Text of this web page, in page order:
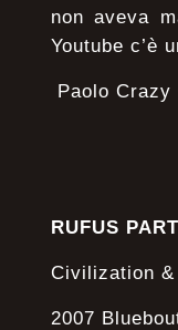
non aveva
Youtube c’è
Paolo Crazy
RUFUS
Civilization
2007